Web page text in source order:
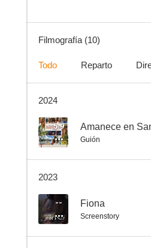
Perspectivas lunares
Filmografía (10)
Todo Reparto
2024
5.9 Amanece en
Guión
2023
-- Fiona
Screenstory